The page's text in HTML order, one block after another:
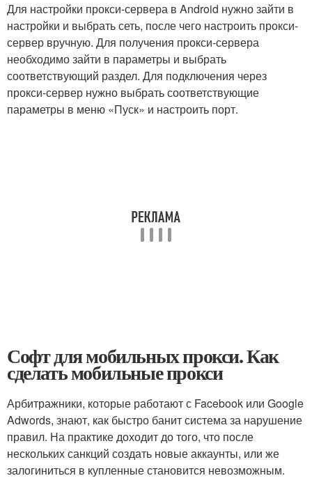
Для настройки прокси-сервера в Android нужно зайти в
настройки и выбрать сеть, после чего настроить прокси-
сервер вручную. Для получения прокси-сервера
необходимо зайти в параметры и выбрать
соответствующий раздел. Для подключения через
прокси-сервер нужно выбрать соответствующие
параметры в меню «Пуск» и настроить порт.
Софт для мобильных прокси. Как
сделать мобильные прокси
Арбитражники, которые работают с Facebook или Google
Adwords, знают, как быстро банит система за нарушение
правил. На практике доходит до того, что после
нескольких санкций создать новые аккаунты, или же
залогиниться в купленные становится невозможным.